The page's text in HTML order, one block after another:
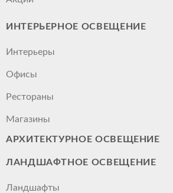
ИНТЕРЬЕРНОЕ ОСВЕЩЕНИЕ
Интерьеры
Офисы
Рестораны
Магазины
АРХИТЕКТУРНОЕ ОСВЕЩЕНИЕ
ЛАНДШАФТНОЕ ОСВЕЩЕНИЕ
Ландшафты